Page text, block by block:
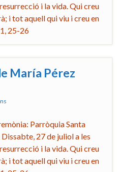
i la vida. Qui creu
i tot aquell qui viu i creu en
25-26
María Pérez
Parròquia Santa
27 de juliol a les
i la vida. Qui creu
i tot aquell qui viu i creu en